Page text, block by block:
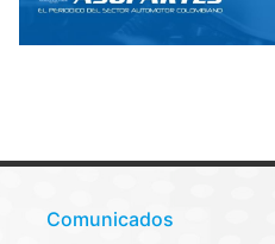
Comunicados